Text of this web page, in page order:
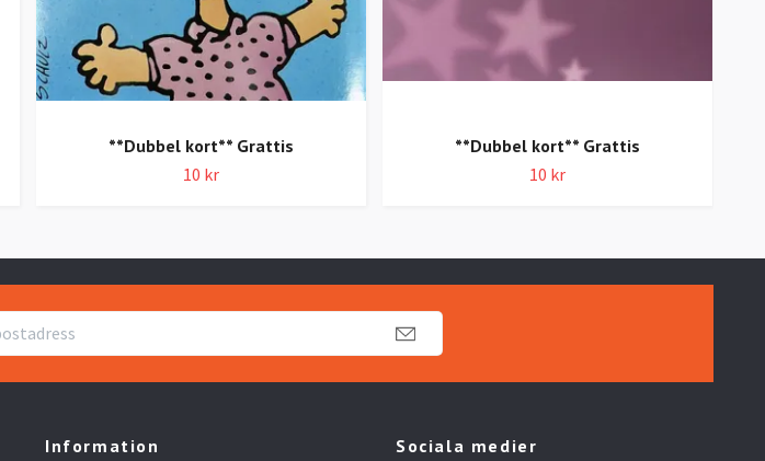
**Dubbel kort** Grattis
10 kr
**Dubbel kort** Grattis
10 kr
Information Sociala medier